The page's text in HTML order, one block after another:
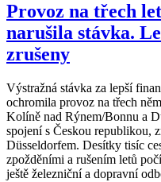
Provoz na třech
narušila stávka.
zrušeny
Výstražná stávka za lepší
ochromila provoz na třech
Kolíně nad Rýnem/Bonnu a
spojení s Českou republikou,
Düsseldorfem. Desítky tisíc
zpožděními a rušením letů
ještě železniční a dopravní